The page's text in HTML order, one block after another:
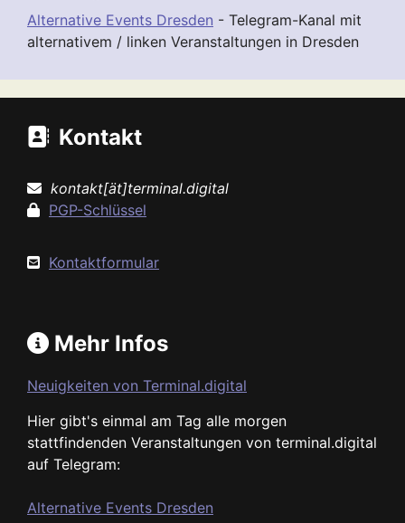
Alternative Events Dresden - Telegram-Kanal mit
alternativem / linken Veranstaltungen in Dresden
Kontakt
kontakt[ät]terminal.digital
PGP-Schlüssel
Kontaktformular
Mehr Infos
Neuigkeiten von Terminal.digital
Hier gibt's einmal am Tag alle morgen
stattfindenden Veranstaltungen von terminal.digital
auf Telegram:
Alternative Events Dresden